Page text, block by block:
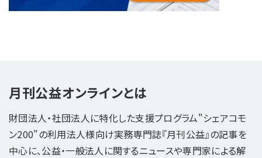
月刊公益オンラインとは
財団法人・社団法人に特化した支援プログラム"シェアコモ
ン200"の利用法人様向け実務専門誌『月刊公益』の記事を
中心に、公益・一般法人に関するニュースや専門家による解